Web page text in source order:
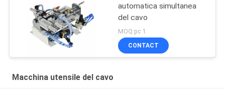
automatica simultanea
del cavo
MOQ:pc 1
CONTACT
Macchina utensile del cavo